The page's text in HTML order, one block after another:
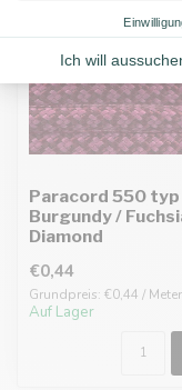
Paracord 550 typ
Burgundy /
Diamond
€0,44
Grundpreis: €0,44 / Meter
Auf Lager